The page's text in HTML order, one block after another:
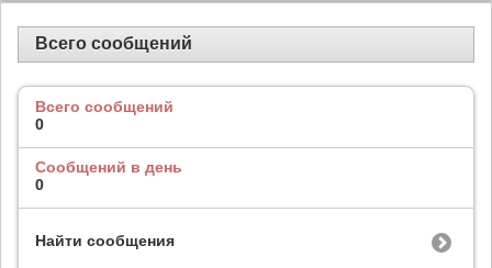
Всего сообщений
Всего сообщений
0
Сообщений в день
0
Найти сообщения